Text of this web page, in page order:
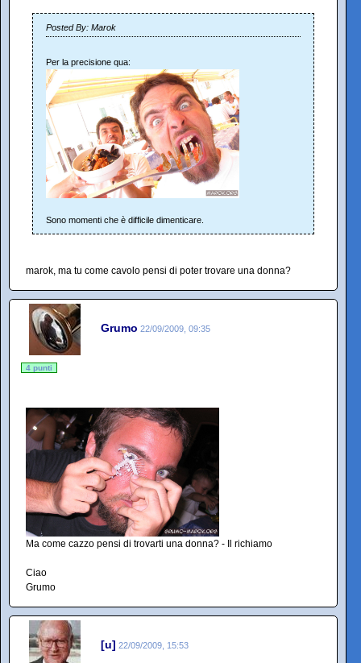
Posted By: Marok
Per la precisione qua:
Sono momenti che è difficile dimenticare.
marok, ma tu come cavolo pensi di poter trovare una donna?
Grumo 22/09/2009, 09:35
4 punti
Ma come cazzo pensi di trovarti una donna? - Il richiamo
Ciao
Grumo
[u] 22/09/2009, 15:53